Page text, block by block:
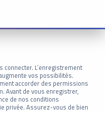
L’enregistrement
vos possibilités.
accorder des permissions
Avant de vous enregistrer,
de nos conditions
privée. Assurez-vous de bien